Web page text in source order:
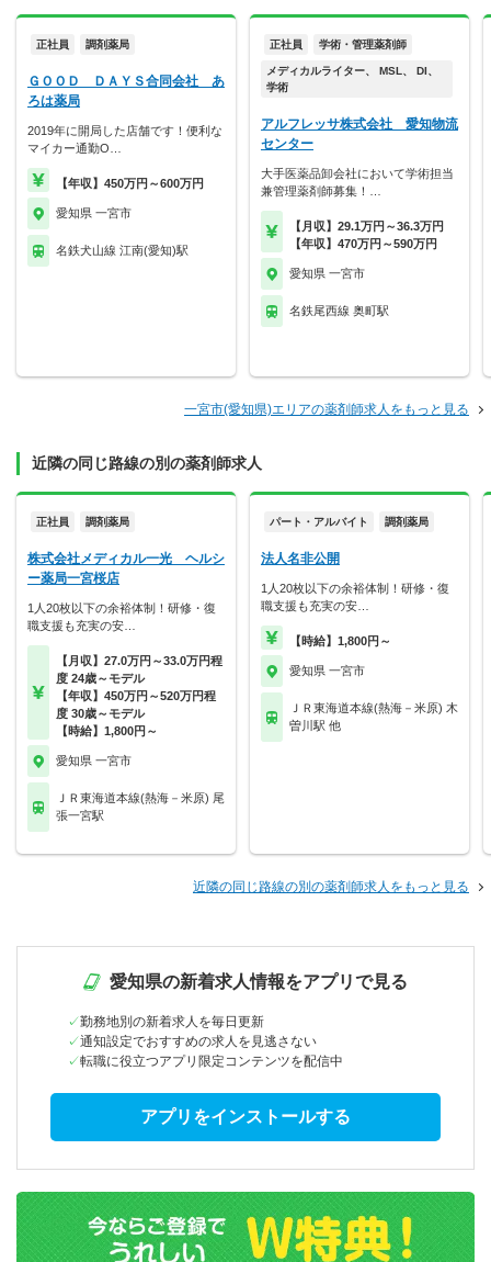
正社員 調剤薬局
ＧＯＯＤ ＤＡＹＳ合同会社 あ
ろは薬局
2019年に開局した店舗です！便利な
マイカー通勤O…
【年収】450万円～600万円
愛知県 一宮市
名鉄犬山線 江南(愛知)駅
正社員 学術・管理薬剤師
メディカルライター、 MSL、 DI、
学術
アルフレッサ株式会社 愛知物流
センター
大手医薬品卸会社において学術担当
兼管理薬剤師募集！…
【月収】29.1万円～36.3万円
【年収】470万円～590万円
愛知県 一宮市
名鉄尾西線 奥町駅
一宮市(愛知県)エリアの薬剤師求人をもっと見る
近隣の同じ路線の別の薬剤師求人
正社員 調剤薬局
株式会社メディカル一光 ヘルシ
ー薬局一宮桜店
1人20枚以下の余裕体制！研修・復
職支援も充実の安…
【月収】27.0万円～33.0万円程
度 24歳～モデル
【年収】450万円～520万円程
度 30歳～モデル
【時給】1,800円～
愛知県 一宮市
ＪＲ東海道本線(熱海－米原) 尾
張一宮駅
パート・アルバイト 調剤薬局
法人名非公開
1人20枚以下の余裕体制！研修・復
職支援も充実の安…
【時給】1,800円～
愛知県 一宮市
ＪＲ東海道本線(熱海－米原) 木
曽川駅 他
近隣の同じ路線の別の薬剤師求人をもっと見る
愛知県の新着求人情報をアプリで見る
勤務地別の新着求人を毎日更新
通知設定でおすすめの求人を見逃さない
転職に役立つアプリ限定コンテンツを配信中
アプリをインストールする